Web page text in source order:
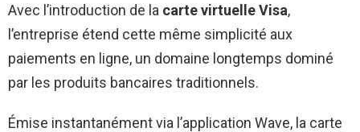
Avec l’introduction de la carte virtuelle Visa,
l’entreprise étend cette même simplicité aux
paiements en ligne, un domaine longtemps dominé
par les produits bancaires traditionnels.
Émise instantanément via l’application Wave, la carte